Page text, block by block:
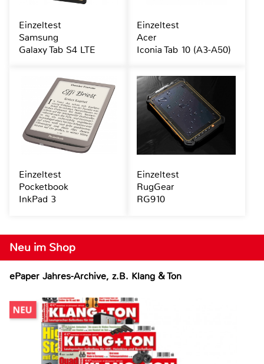
Neu im Shop
ePaper Jahres-Archive, z.B. Klang & Ton
Einzeltest
Samsung
Galaxy Tab S4 LTE
Einzeltest
Acer
Iconia Tab 10 (A3-A50)
Einzeltest
Pocketbook
InkPad 3
Einzeltest
RugGear
RG910